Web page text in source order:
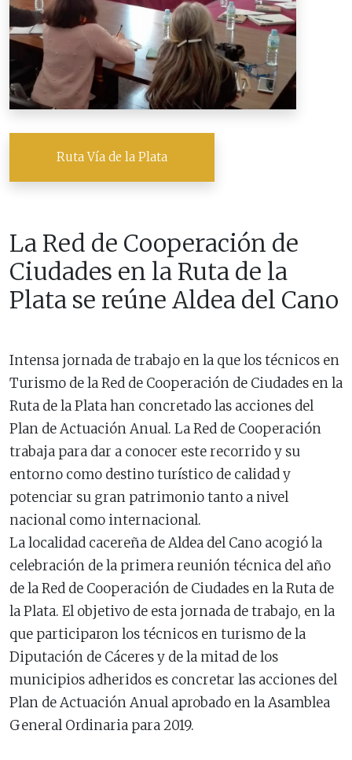
Ruta Vía de la Plata
La Red de Cooperación de
Ciudades en la Ruta de la
Plata se reúne Aldea del Cano
Intensa jornada de trabajo en la que los técnicos en
Turismo de la Red de Cooperación de Ciudades en la
Ruta de la Plata han concretado las acciones del
Plan de Actuación Anual. La Red de Cooperación
trabaja para dar a conocer este recorrido y su
entorno como destino turístico de calidad y
potenciar su gran patrimonio tanto a nivel
nacional como internacional.
La localidad cacereña de Aldea del Cano acogió la
celebración de la primera reunión técnica del año
de la Red de Cooperación de Ciudades en la Ruta de
la Plata. El objetivo de esta jornada de trabajo, en la
que participaron los técnicos en turismo de la
Diputación de Cáceres y de la mitad de los
municipios adheridos es concretar las acciones del
Plan de Actuación Anual aprobado en la Asamblea
General Ordinaria para 2019.